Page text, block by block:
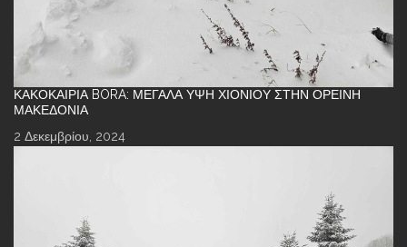
ΚΑΚΟΚΑΙΡΊΑ BORA: ΜΕΓΆΛΑ ΎΨΗ ΧΙΟΝΙΟΎ ΣΤΗΝ ΟΡΕΙΝΉ
ΜΑΚΕΔΟΝΊΑ
2 Δεκεμβρίου, 2024